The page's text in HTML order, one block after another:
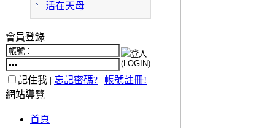
活在天母
會員登錄
記住我 | 忘記密碼? | 帳號註冊!
網站導覽
首頁